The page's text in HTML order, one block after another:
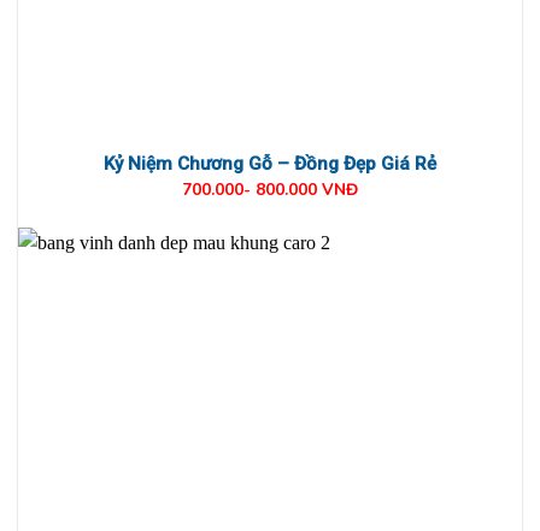
Kỷ Niệm Chương Gỗ – Đồng Đẹp Giá Rẻ
700.000- 800.000 VNĐ